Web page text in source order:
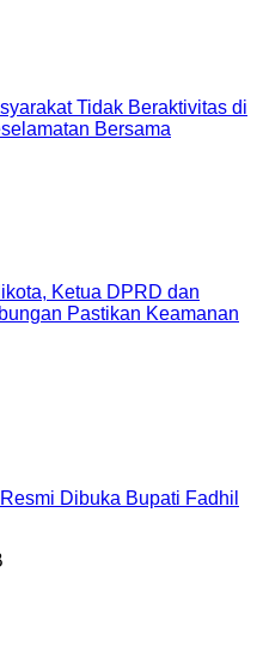
Tidak Beraktivitas di
Bersama
Ketua DPRD dan
Pastikan Keamanan
Dibuka Bupati Fadhil